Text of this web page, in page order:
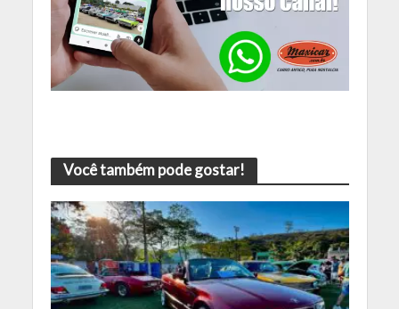
Você também pode gostar!